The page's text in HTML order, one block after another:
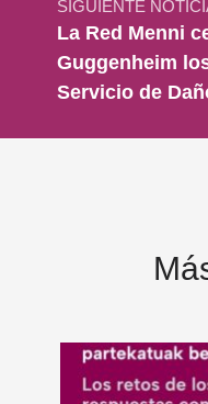
SIGUIENTE
La Red Menni
Guggenheim
Servicio de